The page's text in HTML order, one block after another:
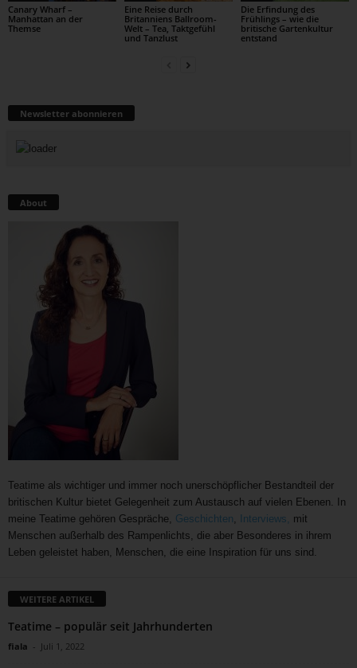
Canary Wharf –
Manhattan an der
Themse
Eine Reise durch
Britanniens Ballroom-
Welt – Tea, Taktgefühl
und Tanzlust
Die Erfindung des
Frühlings – wie die
britische Gartenkultur
entstand
Newsletter abonnieren
About
Teatime als wichtiger und immer noch unerschöpflicher Bestandteil der
britischen Kultur bietet Gelegenheit zum Austausch auf vielen Ebenen. In
meine Teatime gehören Gespräche, Geschichten Interviews,
mit
Menschen außerhalb des Rampenlichts, die aber Besonderes in ihrem
Leben geleistet haben, Menschen, die eine Inspiration für uns sind.
WEITERE ARTIKEL
Teatime – populär seit Jahrhunderten
fiala - Juli 1, 2022